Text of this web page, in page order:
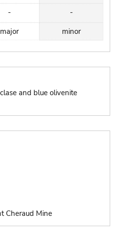
-
major
-
minor
and blue olivenite
Cheraud Mine